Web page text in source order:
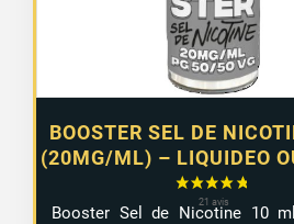
BOOSTER SEL DE
(20MG/ML) – LIQUIDEO
9,99 €
Booster Sel de Nicotine 10